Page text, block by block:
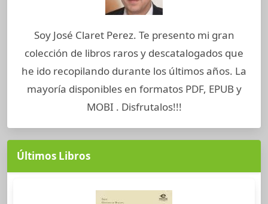
Soy José Claret Perez. Te presento mi gran
colección de libros raros y descatalogados que
he ido recopilando durante los últimos años. La
mayoría disponibles en formatos PDF, EPUB y
MOBI . Disfrutalos!!!
Últimos Libros